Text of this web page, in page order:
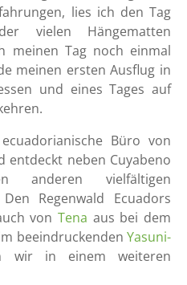
lies ich den Tag
vielen Hängematten
meinen Tag noch einmal
meinen ersten Ausflug in
und eines Tages auf
Büro von
entdeckt neben Cuyabeno
anderen vielfältigen
Regenwald Ecuadors
von Tena aus bei dem
beeindruckenden Yasuni-
wir in einem weiteren